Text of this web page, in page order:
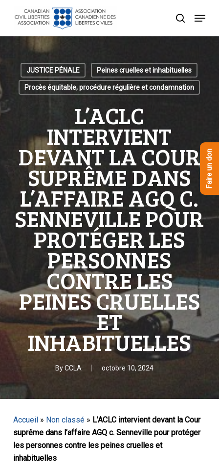
recherche
Menu
JUSTICE PÉNALE Peines cruelles et inhabituelles
Procès équitable, procédure régulière et condamnation
L’ACLC
INTERVIENT
DEVANT LA COUR
SUPRÊME DANS
L’AFFAIRE AGQ C.
SENNEVILLE POUR
PROTÉGER LES
PERSONNES
CONTRE LES
PEINES CRUELLES
ET
INHABITUELLES
By CCLA octobre 10, 2024
Accueil» Non classé» L’ACLC intervient devant la Cour
suprême dans l’affaire AGQ c. Senneville pour protéger
les personnes contre les peines cruelles et
inhabituelles
Faire un don